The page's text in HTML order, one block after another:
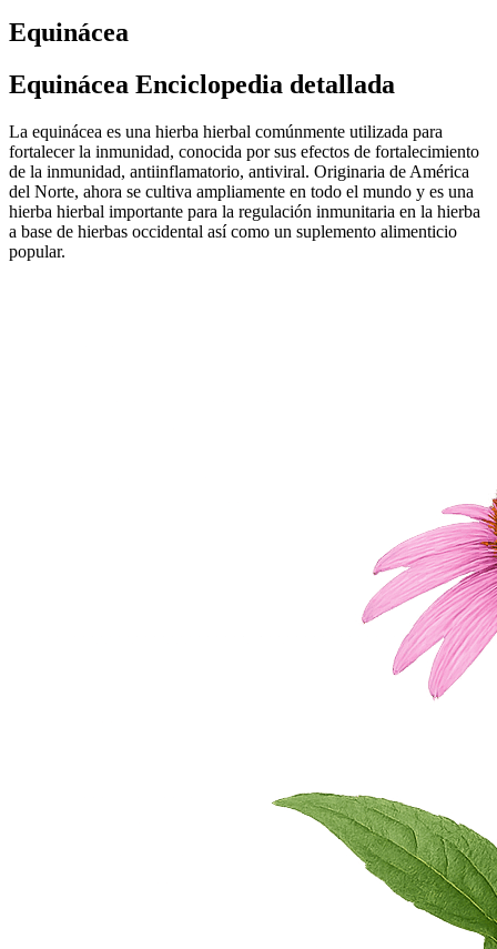
Equinácea
Equinácea Enciclopedia detallada
La equinácea es una hierba hierbal comúnmente utilizada para
fortalecer la inmunidad, conocida por sus efectos de fortalecimiento
de la inmunidad, antiinflamatorio, antiviral. Originaria de América
del Norte, ahora se cultiva ampliamente en todo el mundo y es una
hierba hierbal importante para la regulación inmunitaria en la hierba
a base de hierbas occidental así como un suplemento alimenticio
popular.